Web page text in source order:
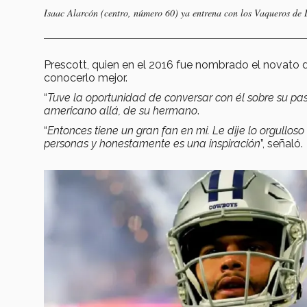
Isaac Alarcón (centro, número 60) ya entrena con los Vaqueros
Prescott, quien en el 2016 fue nombrado el novato
conocerlo mejor.
“Tuve la oportunidad de conversar con él sobre su
americano allá, de su hermano.
“Entonces tiene un gran fan en mi. Le dije lo
personas y honestamente es una inspiración”, señaló.